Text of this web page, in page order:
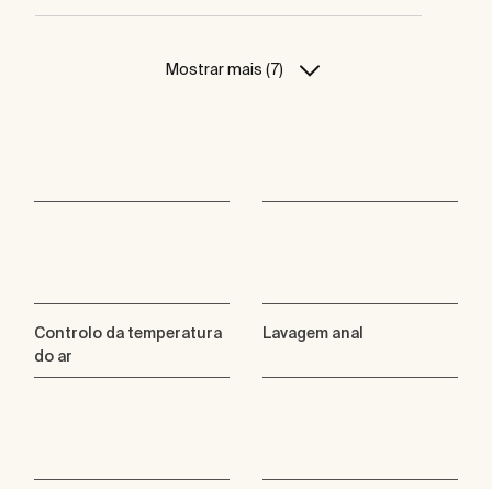
Mostrar mais (7)
Controlo da temperatura
do ar
Lavagem anal